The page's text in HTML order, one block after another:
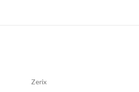
Zerix